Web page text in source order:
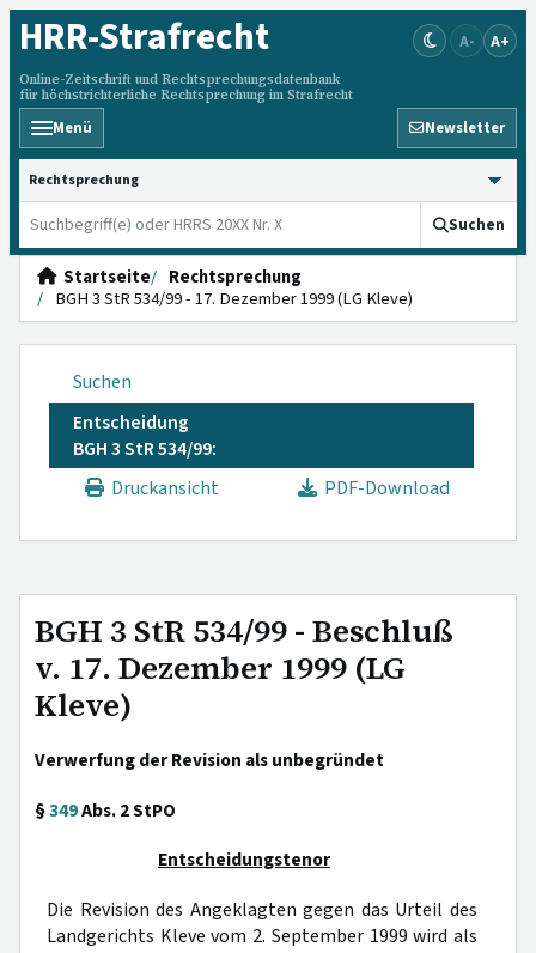
HRR-Strafrecht
Online-Zeitschrift und Rechtsprechungsdatenbank
für höchstrichterliche Rechtsprechung im Strafrecht
A- A+
Menü Newsletter
HRRS durchsuchen
Suchen
Startseite
Rechtsprechung
BGH 3 StR 534/99 - 17. Dezember 1999 (LG Kleve)
Suchen
Entscheidung
BGH 3 StR 534/99:
Druckansicht
PDF-Download
BGH 3 StR 534/99 - Beschluß
v. 17. Dezember 1999 (LG
Kleve)
Verwerfung der Revision als unbegründet
§349Abs. 2 StPO
Entscheidungstenor
Die Revision des Angeklagten gegen das Urteil des
Landgerichts Kleve vom 2. September 1999 wird als